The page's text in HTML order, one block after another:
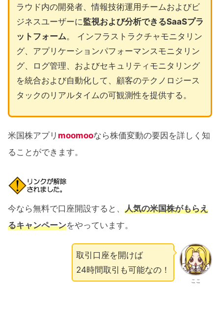
ラウド内の開発者、情報技術運用チームおよびビ
ジネスユーザーに監視および分析できるSaaSプラ
ットフォーム。 インフラストラクチャモニタリン
グ、アプリケーションパフォーマンスモニタリン
グ、ログ管理、およびセキュリティモニタリング
を統合および自動化して、顧客のテクノロジース
タックのリアルタイムの可観測性を提供する。
米国株アプリ moomooなら株価変動の要因を詳しく知
ることができます。
今なら無料で口座開設すると、 人気の米国株がもらえ
るキャンペーンをやっています。
ここ
取引口座を開けば
24時間取引も可能なの！